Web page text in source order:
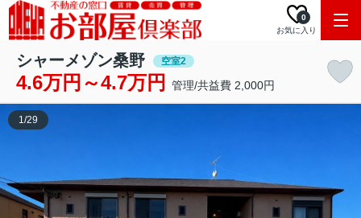
お気に入り
0
シャーメゾン桑野 空室2
4.6万円～4.7万円 管理/共益費 2,000円
1/29